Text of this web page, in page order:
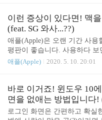
도 사용하기 편리하네요. 원
씩 교체하거나 한 달에 한 번
마우스로 클릭하지 않고도 재
0초 전 장면으로 이동하거나
재생되도록 재생 속도를 높이
영상을 재생하거나 혹은 자막
를 한번 눌러 바로 할 수 있습
면 그 편리함을 바로 실감하게
붙여서 이 단축키는 윈도우
눅스(Linux) 등 운영 ..
이런 증상이 있다면! 맥
(feat. SG 와사...??)
애플(Apple)은 오랜 기간 사용
평판이 좋습니다. 사용하다 보
랜기간 매끄럽게 작동한다’는
이 그렇듯이 말이죠. ‘...너를
싶지만-. 이별 앞-에-서- 할 수
라도 남도로오옥- 편히 보내-
(?)의 노래 ‘Timeless’ 가사 중
애플(Apple) 2020. 5. 10. 20:01
바로 이거죠! 윈도우 10
면을 없애는 방법입니다!
로그인 화면은 간편하고 확실